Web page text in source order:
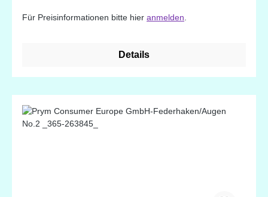
Für Preisinformationen bitte hier anmelden
Details